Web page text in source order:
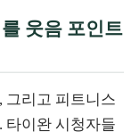
웃음 포인트
그리고 피트니스
타이완 시청자들